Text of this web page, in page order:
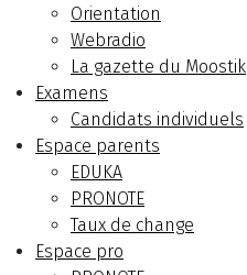
Orientation
Webradio
La gazette du Moostik
Examens
Candidats individuels
Espace parents
EDUKA
PRONOTE
Taux de change
Espace pro